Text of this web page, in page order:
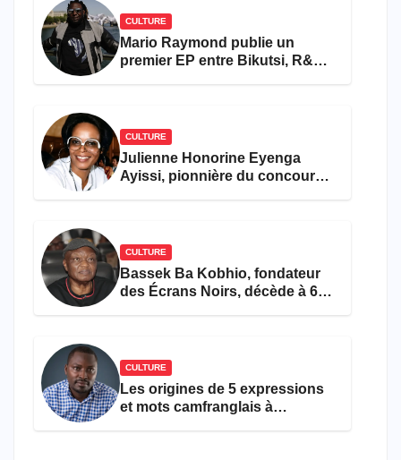
CULTURE
Mario Raymond publie un
premier EP entre Bikutsi, R&B
CULTURE
Julienne Honorine Eyenga
Ayissi, pionnière du concours
CULTURE
Bassek Ba Kobhio, fondateur
des Écrans Noirs, décède à 69
CULTURE
Les origines de 5 expressions
et mots camfranglais à